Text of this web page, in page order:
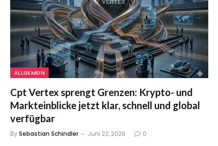
ALLGEMEIN
Cpt Vertex sprengt Grenzen: Krypto- und
Markteinblicke jetzt klar, schnell und global
verfügbar
BySebastian Schindler Juni 22, 2026 0